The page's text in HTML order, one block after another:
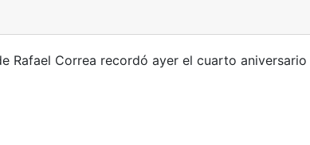
Rafael Correa recordó ayer el cuarto